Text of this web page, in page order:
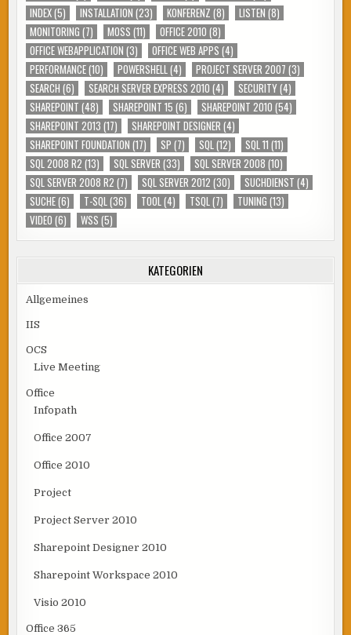
INDEX(5) INSTALLATION (23) KONFERENZ (8) LISTEN (8)
MONITORING (7) MOSS (11) OFFICE 2010 (8)
OFFICE WEBAPPLICATION (3) OFFICE WEB APPS (4)
PERFORMANCE(10) POWERSHELL (4) PROJECT SERVER 2007 (3)
SEARCH (6) SEARCH SERVER EXPRESS 2010 (4) SECURITY(4)
SHAREPOINT (48) SHAREPOINT 15 (6) SHAREPOINT 2010 (54)
SHAREPOINT 2013 (17) SHAREPOINT DESIGNER (4)
SHAREPOINT FOUNDATION (17) SP (7) SQL (12) SQL 11 (11)
SQL 2008 R2 (13) SQL SERVER (33) SQL SERVER 2008 (10)
SQL SERVER 2008 R2 (7) SQL SERVER 2012 (30) SUCHDIENST (4)
SUCHE(6) T-SQL (36) TOOL (4) TSQL (7) TUNING (13)
VIDEO (6) WSS (5)
KATEGORIEN
Allgemeines
IIS
OCS
Live Meeting
Office
Infopath
Office 2007
Office 2010
Project
Project Server 2010
Sharepoint Designer 2010
Sharepoint Workspace 2010
Visio 2010
Office 365